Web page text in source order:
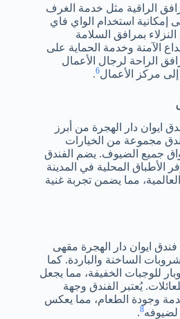
الراقية مثل خدمة الغرف
إمكانية استخدام الواي فاي
النزلاء بمرافق السلامة
الآمنة وخدمة الحماية على
الراحة لرجال الأعمال
مركز الأعمال6
.
ايوان دار الهجرة من أبرز
مجموعة من الخيارات
جميع الضيوف. يضم الفندق
المحلية في المدينة
مما يضمن تجربة غنية
ايوان دار الهجرة مقهى
الساخنة والباردة. كما
للوجبات الخفيفة، مما يجعل
يُعتبر الفندق وجهة
وجودة الطعام، مما يعكس
لضيوفه8
.